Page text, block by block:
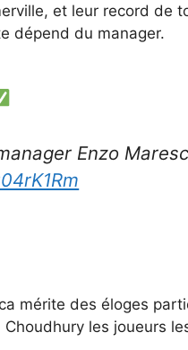
et leur record de
dépend du manager.
Enzo
mérite des éloges
les joueurs